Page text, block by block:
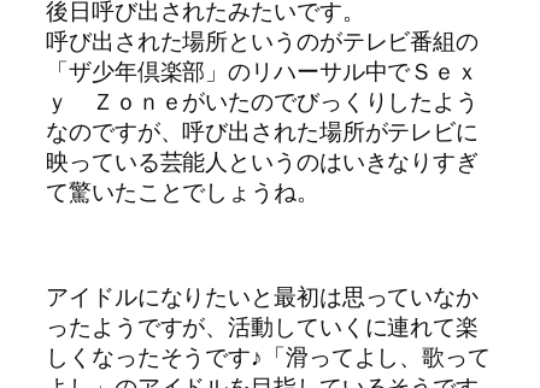
後日呼び出されたみたいです。
呼び出された場所というのがテレビ番組の
「ザ少年倶楽部」のリハーサル中でＳｅｘ
ｙ Ｚｏｎｅがいたのでびっくりしたよう
なのですが、呼び出された場所がテレビに
映っている芸能人というのはいきなりすぎ
て驚いたことでしょうね。
アイドルになりたいと最初は思っていなか
ったようですが、活動していくに連れて楽
しくなったそうです♪「滑ってよし、歌って